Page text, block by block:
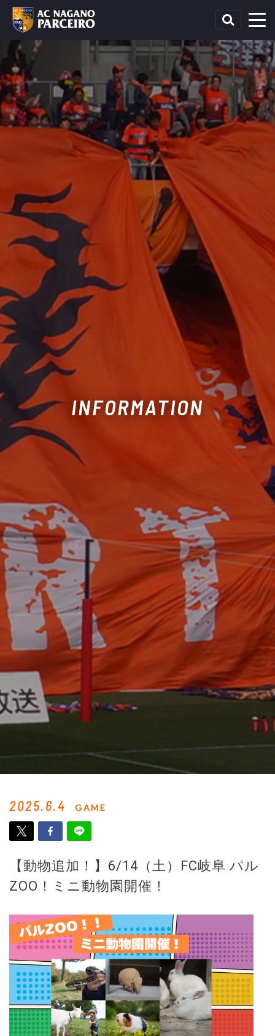
INFORMATION
2025.6.4 GAME
【動物追加！】6/14（土）FC岐阜 パル
ZOO！ミニ動物園開催！